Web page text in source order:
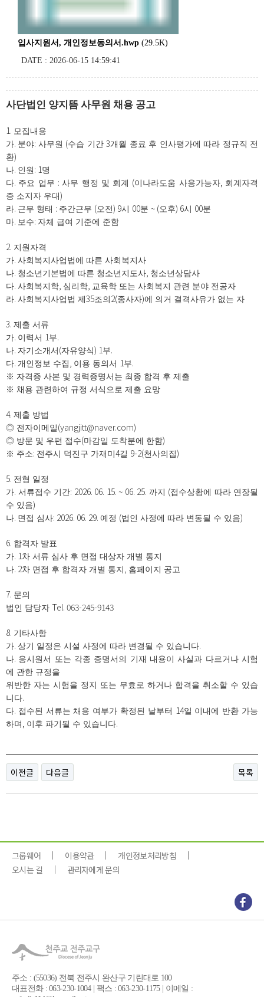
입사지원서, 개인정보동의서.hwp (29.5K)
DATE : 2026-06-15 14:59:41
사단법인 양지뜸 사무원 채용 공고
1. 모집내용
가. 분야: 사무원 (수습 기간3개월 종료 후 인사평가에 따라 정규직 전
환)
나. 인원 : 1명
다. 주요 업무 :사무 행정 및 회계 (이나라도움 사용가능자, 회계자격
증 소지자 우대 )
라. 근무 형태 : 주간근무 (오전) 9시 00분 ~ (오후) 6시 00분
마. 보수: 자체 급여 기준에 준함
2. 지원자격
가. 사회복지사업법에 따른 사회복지사
나. 청소년기본법에 따른 청소년지도사, 청소년상담사
다. 사회복지학, 심리학, 교육학 또는 사회복지 관련 분야 전공자
라. 사회복지사업법 제 35조의 2(종사자)에 의거 결격사유가 없는 자
3. 제출 서류
가. 이력서 1부.
나. 자기소개서 (자유양식) 1부.
다. 개인정보 수집 , 이용 동의서 1부.
※ 자격증 사본 및 경력증명서는 최종 합격 후 제출
※ 채용 관련하여 규정 서식으로 제출 요망
4. 제출 방법
◎ 전자이메일 (yangjitt@naver.com)
◎ 방문 및 우편 접수(마감일 도착분에 한함)
※ 주소: 전주시 덕진구 가재미 4길 9-2(천사의집)
5. 전형 일정
가. 서류접수 기간: 2026. 06. 15. ~ 06. 25. 까지 (접수상황에 따라 연장될
수 있음)
나. 면접 심사: 2026. 06. 29. 예정 (법인 사정에 따라 변동될 수 있음)
6. 합격자 발표
가. 1차 서류 심사 후 면접 대상자 개별 통지
나. 2차 면접 후 합격자 개별 통지 , 홈페이지 공고
7. 문의
법인 담당자 Tel. 063-245-9143
8. 기타사항
가. 상기 일정은 시설 사정에 따라 변경될 수 있습니다.
나. 응시원서 또는 각종 증명서의 기재 내용이 사실과 다르거나 시험
에 관한 규정을
위반한 자는 시험을 정지 또는 무효로 하거나 합격을 취소할 수 있습
니다.
다. 접수된 서류는 채용 여부가 확정된 날부터 14일 이내에 반환 가능
하며 , 이후 파기될 수 있습니다.
이전글 다음글 목록
그룹웨어 이용약관
개인정보처리방침
오시는 길
관리자에게 문의
주소 : (55036) 전북 전주시 완산구 기린대로 100
대표전화 : 063-230-1004 | 팩스 : 063-230-1175 | 이메일 :